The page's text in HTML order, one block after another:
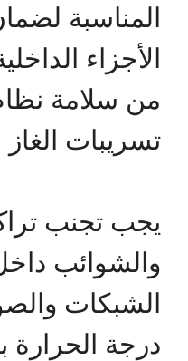
المناسبة
الأجزاء
من سلامة
تسريبات الغاز
يجب تجنب
والشوائب
الشبكات
درجة الحرارة